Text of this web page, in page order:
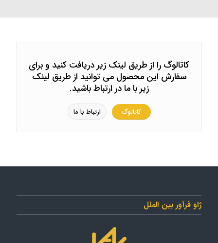
کاتالوگ را از طریق لینک زیر دریافت کنید و برای
سفارش این محصول می توانید از طریق لینک
زیر با ما در ارتباط باشید.
کاتالوگ ارتباط با ما
ژاو فرآور بین الملل